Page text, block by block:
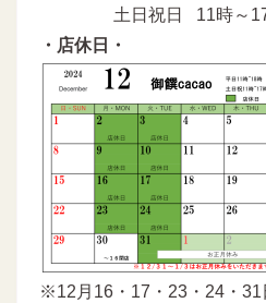
土日祝日 11時～17
・店休日・
※12月16・17・23・24・31